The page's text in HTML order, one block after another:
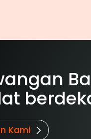
Kami